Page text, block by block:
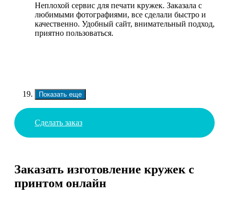
Неплохой сервис для печати кружек. Заказала с
любимыми фотографиями, все сделали быстро и
качественно. Удобный сайт, внимательный подход,
приятно пользоваться.
Показать еще
Сделать заказ
Заказать изготовление кружек с
принтом онлайн